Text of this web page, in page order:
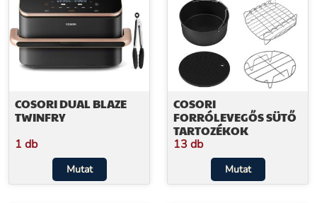
COSORI DUAL BLAZE
TWINFRY
1 db
Mutat
COSORI
FORRÓLEVEGŐS SÜTŐ
TARTOZÉKOK
13 db
Mutat